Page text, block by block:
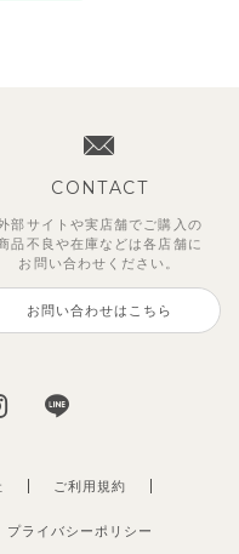
CONTACT
部サイトや実店舗でご購入の
品不良や在庫などは各店舗に
お問い合わせください。
お問い合わせはこちら
プライバシーポリシー
ご利用規約